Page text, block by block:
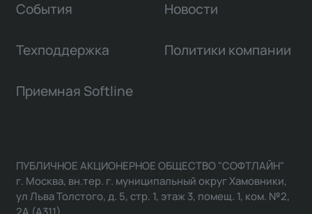
События Новости
Техподдержка Политики компании
Приемная Softline
ПУБЛИЧНОЕ АКЦИОНЕРНОЕ ОБЩЕСТВО "СОФТЛАЙН"
г. Москва, вн.тер. г. муниципальный округ Хамовники,
ул Льва Толстого, д. 5, стр. 1, этаж 3, помещ. 1, ком. №2,